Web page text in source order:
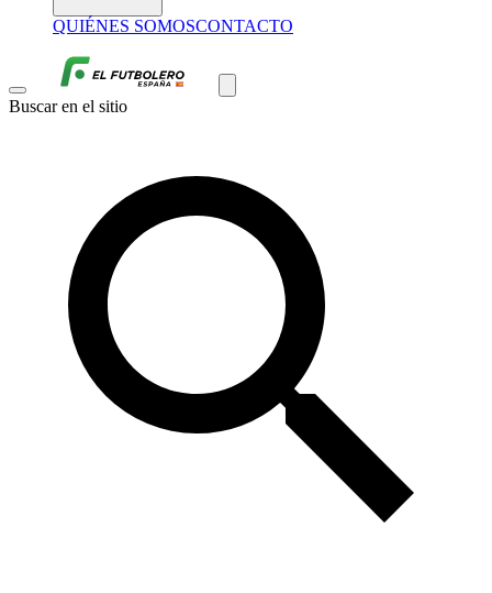
QUIÉNES SOMOSCONTACTO
Buscar en el sitio